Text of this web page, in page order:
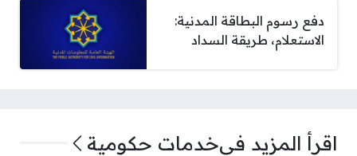
دفع رسوم البطاقة المدنية:
الاستعلام، طريقة السداد
اقرأ المزيد فيخدمات حكومية